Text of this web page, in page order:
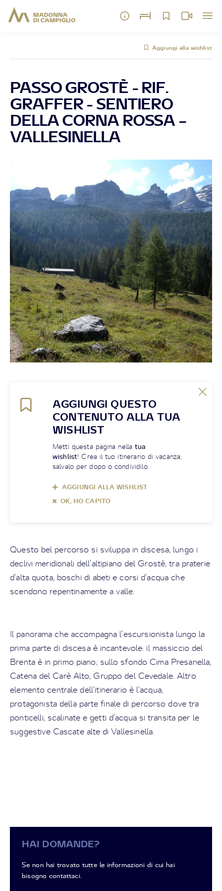
Aggiungi alla wishlist
PASSO GROSTÈ - RIF.
GRAFFER - SENTIERO
DELLA CORNA ROSSA –
VALLESINELLA
AGGIUNGI QUESTO
CONTENUTO ALLA TUA
WISHLIST
Metti questa pagina nellatua
wishlist! Crea il tuo itinerario di vacanza,
salvalo per dopo o condividilo.
AGGIUNGI ALLA WISHLIST
OK, HO CAPITO
Questo bel percorso si sviluppa in discesa, lungo i
declivi meridionali dell’altipiano del Grostè, tra praterie
d’alta quota, boschi di abeti e corsi d’acqua che
scendono repentinamente a valle.
Il panorama che accompagna l’escursionista lungo la
prima parte di discesa è incantevole: il massiccio del
Brenta è in primo piano; sullo sfondo Cima Presanella,
Catena del Carè Alto, Gruppo del Cevedale. Altro
elemento centrale dell’itinerario è l’acqua,
protagonista della parte finale di percorso dove tra
ponticelli, scalinate e getti d’acqua si transita per le
suggestive Cascate alte di Vallesinella.
HAI DOMANDE?
Se non hai trovato tutte le informazioni di cui hai
bisogno contattaci.